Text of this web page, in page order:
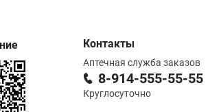
Контакты
Аптечная служба заказов
8-914-555-55-55
Круглосуточно